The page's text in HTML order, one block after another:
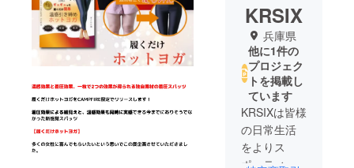
KRSIX
兵庫県
他に1件の
プロジェク
トを掲載し
ています
KRSIXは皆様
の日常生活
をよりス
ポーティー